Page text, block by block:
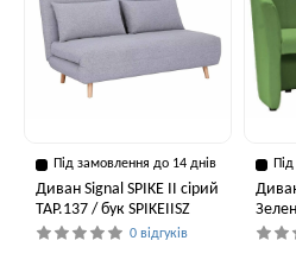
Під замовлення до 14 днів
Диван Signal SPIKE II сірий
TAP.137 / бук SPIKEIISZ
0 відгуків